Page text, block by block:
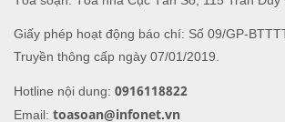
Giấy phép hoạt động báo chí: Số 09/GP-
Truyền thông cấp ngày 07/01/2019.
Hotline nội dung: 0916118822
Email: toasoan@infonet.vn